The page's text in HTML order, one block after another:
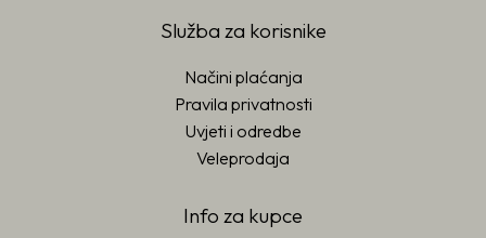
Služba za korisnike
Načini plaćanja
Pravila privatnosti
Uvjeti i odredbe
Veleprodaja
Info za kupce